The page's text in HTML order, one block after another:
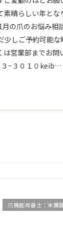
素晴らしい年とな
の爪のお悩み相
少しご予約可能な
は営業部までお問
３−３０１０keib…
爪機能改善士：末廣